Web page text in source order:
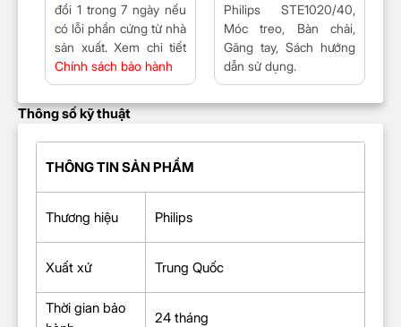
đổi 1 trong 7 ngày nếu
có lỗi phần cứng từ nhà
sản xuất. Xem chi tiết
Chính sách bảo hành
Philips STE1020/40,
Móc treo, Bàn chải,
Găng tay, Sách hướng
dẫn sử dụng.
Thông số kỹ thuật
THÔNG TIN SẢN PHẨM
Thương hiệu Philips
Xuất xứ Trung Quốc
Thời gian bảo
24 tháng